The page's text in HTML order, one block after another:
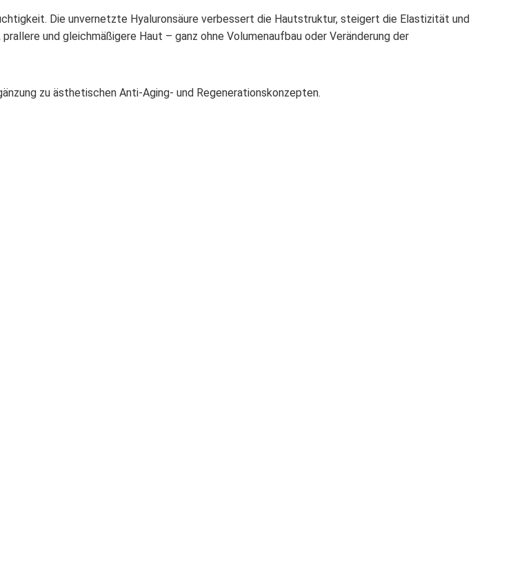
Die unvernetzte Hyaluronsäure verbessert die Hautstruktur, steigert die Elastizität und
und gleichmäßigere Haut – ganz ohne Volumenaufbau oder Veränderung der
zu ästhetischen Anti-Aging- und Regenerationskonzepten.